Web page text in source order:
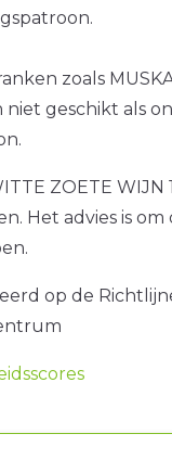
zoals
niet geschikt als
ZOETE
Het advies is
op de